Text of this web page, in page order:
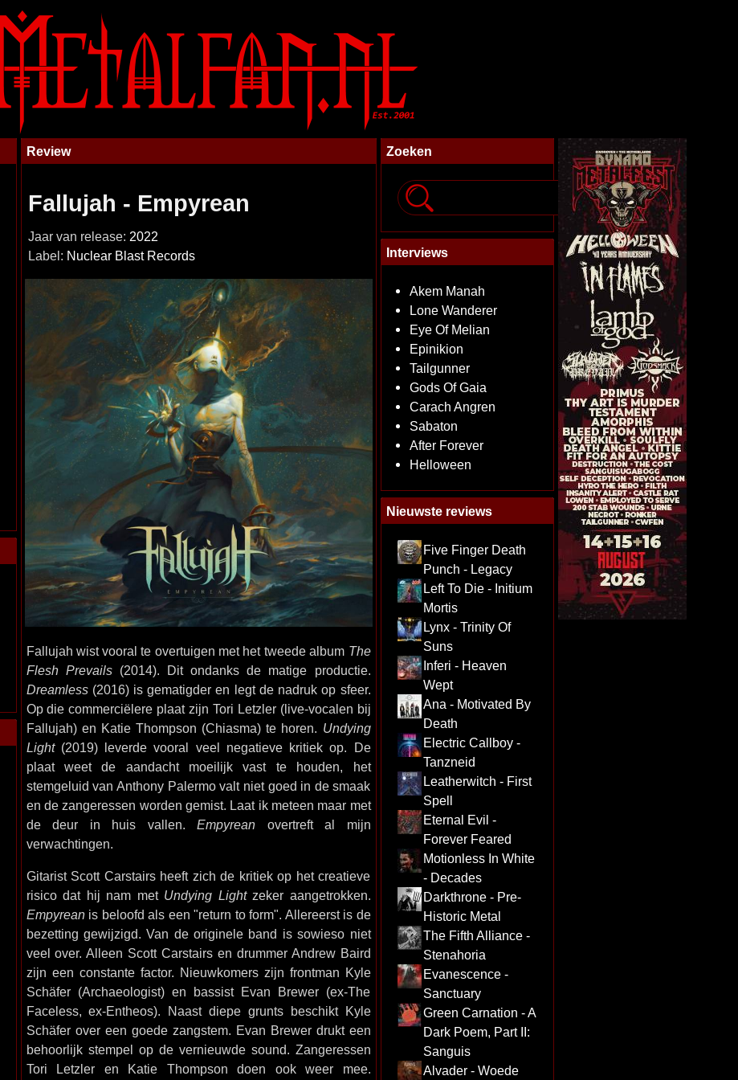
Review
Fallujah - Empyrean
Jaar van release: 2022
Label: Nuclear Blast Records
Fallujah wist vooral te overtuigen met het tweede album The
Flesh Prevails(2014). Dit ondanks de matige productie.
Dreamless(2016) is gematigder en legt de nadruk op sfeer.
Op die commerciëlere plaat zijn Tori Letzler (live-vocalen bij
Fallujah) en Katie Thompson (Chiasma) te horen. Undying
Light(2019) leverde vooral veel negatieve kritiek op. De
plaat weet de aandacht moeilijk vast te houden, het
stemgeluid van Anthony Palermo valt niet goed in de smaak
en de zangeressen worden gemist. Laat ik meteen maar met
de deur in huis vallen. Empyrean overtreft al mijn
verwachtingen.
Gitarist Scott Carstairs heeft zich de kritiek op het creatieve
risico dat hij nam met Undying Lightzeker aangetrokken.
Empyreanis beloofd als een "return to form". Allereerst is de
bezetting gewijzigd. Van de originele band is sowieso niet
veel over. Alleen Scott Carstairs en drummer Andrew Baird
zijn een constante factor. Nieuwkomers zijn frontman Kyle
Schäfer (Archaeologist) en bassist Evan Brewer (ex-The
Faceless, ex-Entheos). Naast diepe grunts beschikt Kyle
Schäfer over een goede zangstem. Evan Brewer drukt een
behoorlijk stempel op de vernieuwde sound. Zangeressen
Tori Letzler en Katie Thompson doen ook weer mee.
Zoeken
Interviews
Akem Manah
Lone Wanderer
Eye Of Melian
Epinikion
Tailgunner
Gods Of Gaia
Carach Angren
Sabaton
After Forever
Helloween
Nieuwste reviews
Five Finger Death
Punch - Legacy
Left To Die - Initium
Mortis
Lynx - Trinity Of
Suns
Inferi - Heaven
Wept
Ana - Motivated By
Death
Electric Callboy -
Tanzneid
Leatherwitch - First
Spell
Eternal Evil -
Forever Feared
Motionless In White
- Decades
Darkthrone - Pre-
Historic Metal
The Fifth Alliance -
Stenahoria
Evanescence -
Sanctuary
Green Carnation - A
Dark Poem, Part II:
Sanguis
Alvader - Woede